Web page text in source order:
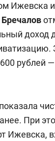
Ижевска
доход
рублей —
При
Ижевска,